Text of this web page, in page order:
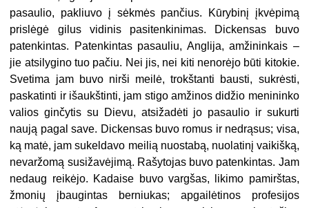
pasaulio, pakliuvo į sėkmės pančius. Kūrybinį įkvėpimą
prislėgė gilus vidinis pasitenkinimas. Dickensas buvo
patenkintas. Patenkintas pasauliu, Anglija, amžininkais –
jie atsilygino tuo pačiu. Nei jis, nei kiti nenorėjo būti kitokie.
Svetima jam buvo nirši meilė, trokštanti bausti, sukrėsti,
paskatinti ir išaukštinti, jam stigo amžinos didžio menininko
valios ginčytis su Dievu, atsižadėti jo pasaulio ir sukurti
naują pagal save. Dickensas buvo romus ir nedrąsus; visa,
ką matė, jam sukeldavo meilią nuostabą, nuolatinį vaikišką,
nevaržomą susižavėjimą. Rašytojas buvo patenkintas. Jam
nedaug reikėjo. Kadaise buvo vargšas, likimo pamirštas,
žmonių įbaugintas berniukas; apgailėtinos profesijos